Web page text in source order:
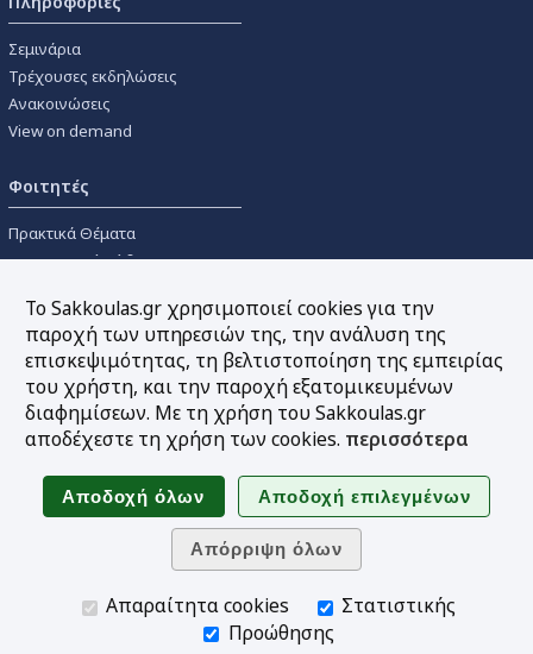
Σεμινάρια
Τρέχουσες εκδηλώσεις
Ανακοινώσεις
View on demand
Φοιτητές
Πρακτικά Θέματα
Οικονομικοί Κώδικες
Συγγραμμάτων
Εργαλεία
Online υπολογισμός τόκων
Υπηρεσία Ηλεκτρονικής
Sitemap
Ακολουθήστε μας
Το Sakkoulas.gr χρησιμοποιεί cookies για την
παροχή των υπηρεσιών της, την ανάλυση της
επισκεψιμότητας, τη βελτιστοποίηση της εμπειρίας
του χρήστη, και την παροχή εξατομικευμένων
διαφημίσεων. Με τη χρήση του Sakkoulas.gr
αποδέχεστε τη χρήση των cookies. περισσότερα
Απαραίτητα cookies
Στατιστικής
Προώθησης